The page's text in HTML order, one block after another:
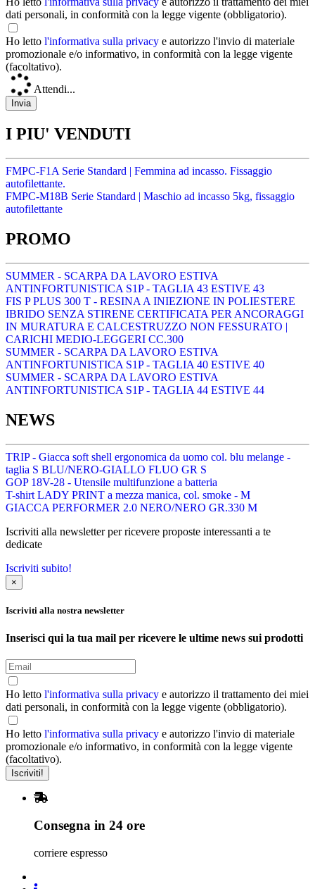
dati personali, in conformità con la legge vigente (obbligatorio).
Ho letto l'informativa sulla privacy e autorizzo l'invio di materiale
promozionale e/o informativo, in conformità con la legge vigente
(facoltativo).
Attendi...
I PIU' VENDUTI
FMPC-F1A Serie Standard | Femmina ad incasso. Fissaggio
autofilettante.
FMPC-M18B Serie Standard | Maschio ad incasso 5kg, fissaggio
autofilettante
PROMO
SUMMER - SCARPA DA LAVORO ESTIVA
ANTINFORTUNISTICA S1P - TAGLIA 43 ESTIVE 43
FIS P PLUS 300 T - RESINA A INIEZIONE IN POLIESTERE
IBRIDO SENZA STIRENE CERTIFICATA PER ANCORAGGI
IN MURATURA E CALCESTRUZZO NON FESSURATO |
CARICHI MEDIO-LEGGERI CC.300
SUMMER - SCARPA DA LAVORO ESTIVA
ANTINFORTUNISTICA S1P - TAGLIA 40 ESTIVE 40
SUMMER - SCARPA DA LAVORO ESTIVA
ANTINFORTUNISTICA S1P - TAGLIA 44 ESTIVE 44
NEWS
TRIP - Giacca soft shell ergonomica da uomo col. blu melange -
taglia S BLU/NERO-GIALLO FLUO GR S
GOP 18V-28 - Utensile multifunzione a batteria
T-shirt LADY PRINT a mezza manica, col. smoke - M
GIACCA PERFORMER 2.0 NERO/NERO GR.330 M
Iscriviti alla newsletter per ricevere proposte interessanti a te
dedicate
Iscriviti subito!
×
Iscriviti alla nostra newsletter
Inserisci qui la tua mail per ricevere le ultime news sui prodotti
Ho letto l'informativa sulla privacy e autorizzo il trattamento dei miei
dati personali, in conformità con la legge vigente (obbligatorio).
Ho letto l'informativa sulla privacy e autorizzo l'invio di materiale
promozionale e/o informativo, in conformità con la legge vigente
(facoltativo).
Consegna in 24 ore
corriere espresso